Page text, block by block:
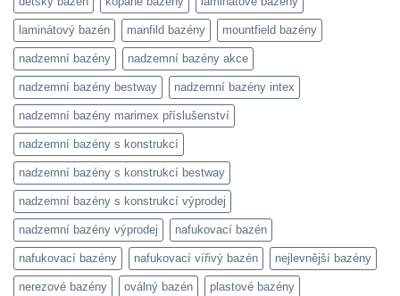
laminátový bazén manfild bazény mountfield bazény
nadzemní bazény nadzemní bazény akce
nadzemní bazény bestway nadzemní bazény intex
nadzemní bazény marimex příslušenství
nadzemní bazény s konstrukcí
nadzemní bazény s konstrukcí bestway
nadzemní bazény s konstrukcí výprodej
nadzemní bazény výprodej nafukovací bazén
nafukovací bazény nafukovací vířivý bazén nejlevnější bazény
nerezové bazény oválný bazén plastové bazény